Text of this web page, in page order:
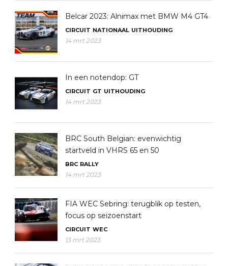
Belcar 2023: Alnimax met BMW M4 GT4
CIRCUIT NATIONAAL UITHOUDING
14 mrt 2023
In een notendop: GT
CIRCUIT GT UITHOUDING
14 mrt 2023
BRC South Belgian: evenwichtig
startveld in VHRS 65 en 50
BRC RALLY
14 mrt 2023
FIA WEC Sebring: terugblik op testen,
focus op seizoenstart
CIRCUIT WEC
13 mrt 2023